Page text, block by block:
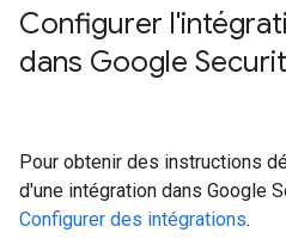
Configurer
dans Google
Pour obtenir des instructions
d'une intégration dans Google
Configurer des intégrations.